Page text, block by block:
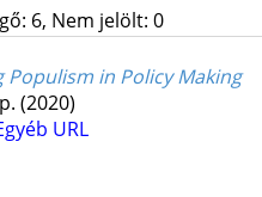
6, Nem jelölt: 0
in Policy Making
(2020)
URL